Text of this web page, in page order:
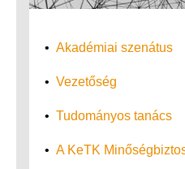
• Akadémiai szenátus
• Vezetőség
• Tudományos tanács
• A KeTK